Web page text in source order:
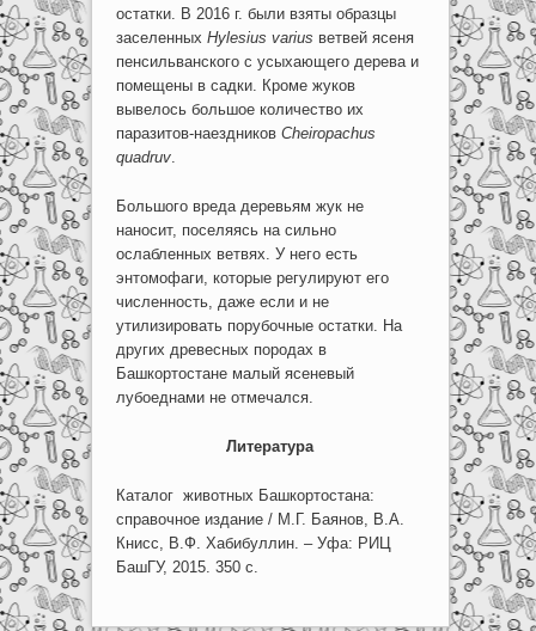
остатки. В 2016 г. были взяты образцы
заселенных Hylesius varius ветвей ясеня
пенсильванского с усыхающего дерева и
помещены в садки. Кроме жуков
вывелось большое количество их
паразитов-наездников Cheiropachus
quadruv.
Большого вреда деревьям жук не
наносит, поселяясь на сильно
ослабленных ветвях. У него есть
энтомофаги, которые регулируют его
численность, даже если и не
утилизировать порубочные остатки. На
других древесных породах в
Башкортостане малый ясеневый
лубоеднами не отмечался.
Литература
Каталог животных Башкортостана:
справочное издание / М.Г. Баянов, В.А.
Книсс, В.Ф. Хабибуллин. – Уфа: РИЦ
БашГУ, 2015. 350 с.